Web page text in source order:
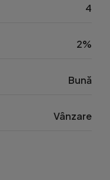
4
2%
Bună
Vânzare